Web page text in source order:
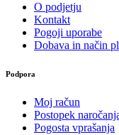
O podjetju
Kontakt
Pogoji uporabe
Dobava in način
Podpora
Moj račun
Postopek
Pogosta vprašanja